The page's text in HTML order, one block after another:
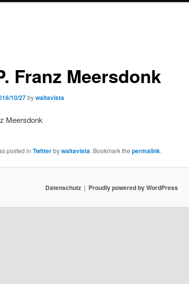
Franz Meersdonk
10/27bywaltavista
Meersdonk
posted in Twitterbywaltavista. Bookmark the permalink.
Datenschutz Proudly powered by WordPress